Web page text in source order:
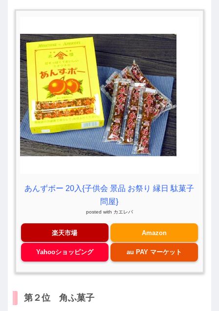
あんずボー 20入{子供会 景品 お祭り 縁日 駄菓子
問屋}
posted with カエレバ
楽天市場 Amazon
Yahooショッピング au PAY マーケット
第２位 角ふ菓子